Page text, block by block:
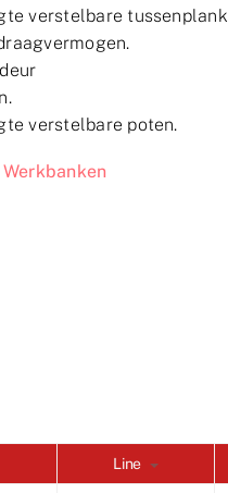
verstelbare tussenplank
verstelbare poten.
Werkbanken
Line